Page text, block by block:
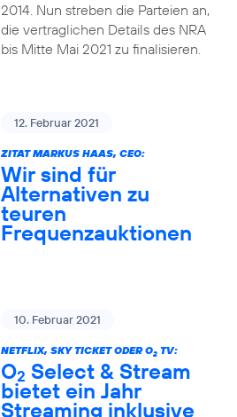
2014. Nun streben die Parteien an,
die vertraglichen Details des NRA
bis Mitte Mai 2021 zu finalisieren.
12. Februar 2021
ZITAT MARKUS HAAS, CEO:
Wir sind für
Alternativen zu
teuren
Frequenzauktionen
10. Februar 2021
NETFLIX, SKY TICKET ODER O2TV:
O2 Select & Stream
bietet ein Jahr
Streaming inklusive